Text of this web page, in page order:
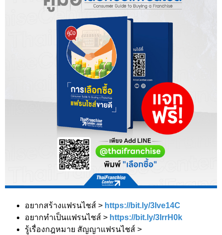
อยากสร้างแฟรนไชส์ > https://bit.ly/3Ive14C
อยากทำเป็นแฟรนไชส์ > https://bit.ly/3IrrH0k
รู้เรื่องกฎหมาย สัญญาแฟรนไชส์ >